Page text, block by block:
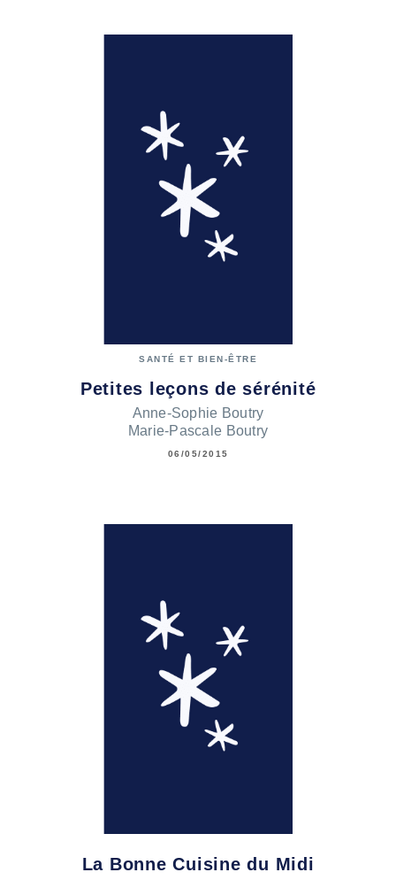
SANTÉ ET BIEN-ÊTRE
Petites leçons de sérénité
Anne-Sophie Boutry
Marie-Pascale Boutry
06/05/2015
La Bonne Cuisine du Midi